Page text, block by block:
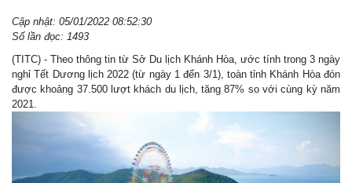
Cập nhật: 05/01/2022 08:52:30
Số lần đọc: 1493
(TITC) - Theo thông tin từ Sở Du lịch Khánh Hòa, ước tính trong 3 ngày
nghỉ Tết Dương lịch 2022 (từ ngày 1 đến 3/1), toàn tỉnh Khánh Hòa đón
được khoảng 37.500 lượt khách du lịch, tăng 87% so với cùng kỳ năm
2021.